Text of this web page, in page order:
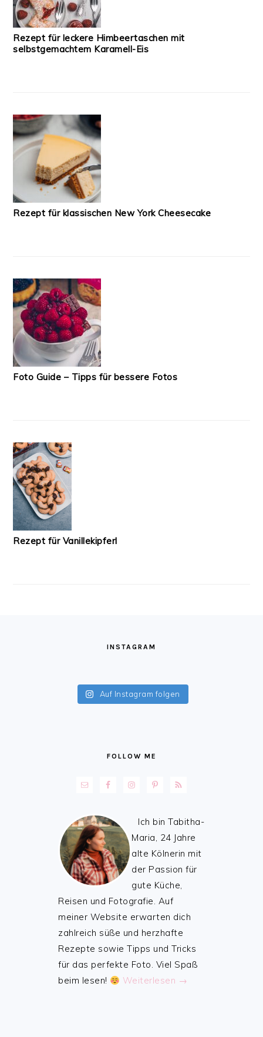
Rezept für leckere Himbeertaschen mit
selbstgemachtem Karamell-Eis
Rezept für klassischen New York Cheesecake
Foto Guide – Tipps für bessere Fotos
Rezept für Vanillekipferl
INSTAGRAM
Auf Instagram folgen
FOLLOW ME
Ich bin Tabitha-
Maria, 24 Jahre
alte Kölnerin mit
der Passion für
gute Küche,
Reisen und Fotografie. Auf
meiner Website erwarten dich
zahlreich süße und herzhafte
Rezepte sowie Tipps und Tricks
für das perfekte Foto. Viel Spaß
beim lesen!
Weiterlesen →